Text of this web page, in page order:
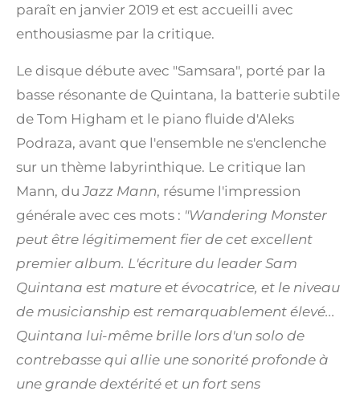
paraît en janvier 2019 et est accueilli avec
enthousiasme par la critique.
Le disque débute avec "Samsara", porté par la
basse résonante de Quintana, la batterie subtile
de Tom Higham et le piano fluide d'Aleks
Podraza, avant que l'ensemble ne s'enclenche
sur un thème labyrinthique. Le critique Ian
Mann, duJazz Mann, résume l'impression
générale avec ces mots : "Wandering Monster
peut être légitimement fier de cet excellent
premier album. L'écriture du leader Sam
Quintana est mature et évocatrice, et le niveau
de musicianship est remarquablement élevé...
Quintana lui-même brille lors d'un solo de
contrebasse qui allie une sonorité profonde à
une grande dextérité et un fort sens